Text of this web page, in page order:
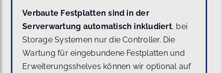
Verbaute Festplatten sind in der
Serverwartung automatisch inkludiert, bei
Storage Systemen nur die Controller. Die
Wartung für eingebundene Festplatten und
Erweiterungsshelves können wir optional auf